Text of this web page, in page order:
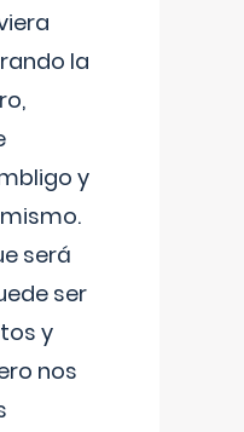
la
y
será
ser
y
nos